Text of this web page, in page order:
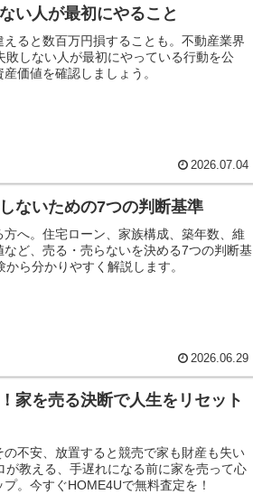
い人が最初にやること
ると数百万円損することも。不動産業界
敗しない人が最初にやっている行動を公
価値を確認しましょう。
2026.07.04
ないための7つの判断基準
へ。住宅ローン、家族構成、築年数、維
ど、売る・売らないを決める7つの判断基
ら分かりやすく解説します。
2026.06.29
家を売る決断で人生をリセット
不安、放置すると競売で家も財産も失い
が教える、手遅れになる前に家を売って心
。今すぐHOME4Uで無料査定を！